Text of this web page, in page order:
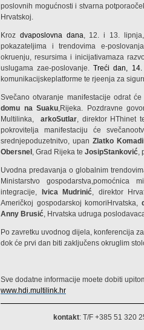
poslovnih mogućnosti i stvarna
Hrvatskoj.
Kroz dvaposlovna dana, 12. i 13. lipnja,
pokazateljima i trendovima e-
okruenju, resursima i inicijativamaza
uslugama zae-poslovanje.Treći dan,
komunikacijskeplatforme te rjeenja za
Svečano otvaranje manifestacije odrat
domu na Suaku,Rijeka. Pozdravne
Multilinka,
arkoSutlar, direktor HThinet
pokrovitelja manifestaciju će
srednjepoduzetnitvo, upan Zlatko
Obersnel , Grad Rijeka te JosipStanković,
Uvodna predavanja o globalnim
Ministarstvo gospodarstva,pomoćnica
integracije,
Ivica Mudrinić, direktor
Američkoj gospodarskoj komoriHrvatska,
Anny Brusić, Hrvatska udruga
Po zavretku uvodnog dijela, konferencija
dok će prvi dan biti zaključens okruglim
Sve dodatne informacije moete dobiti
www.hdi.multilink.hr
kontakt: T/F +385 51 320